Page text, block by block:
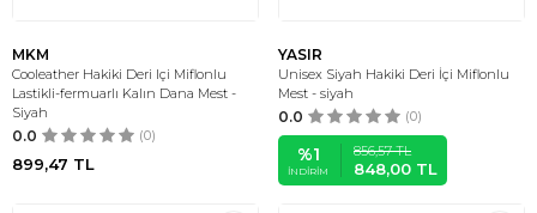
MKM
Cooleather Hakiki Deri Içi Miflonlu
Lastikli-fermuarlı Kalın Dana Mest -
Siyah
0.0 (0)
899,47 TL
YASIR
Unisex Siyah Hakiki Deri İçi Miflonlu
Mest - siyah
0.0 (0)
%1
İNDIRIM
856,57TL
848,00 TL